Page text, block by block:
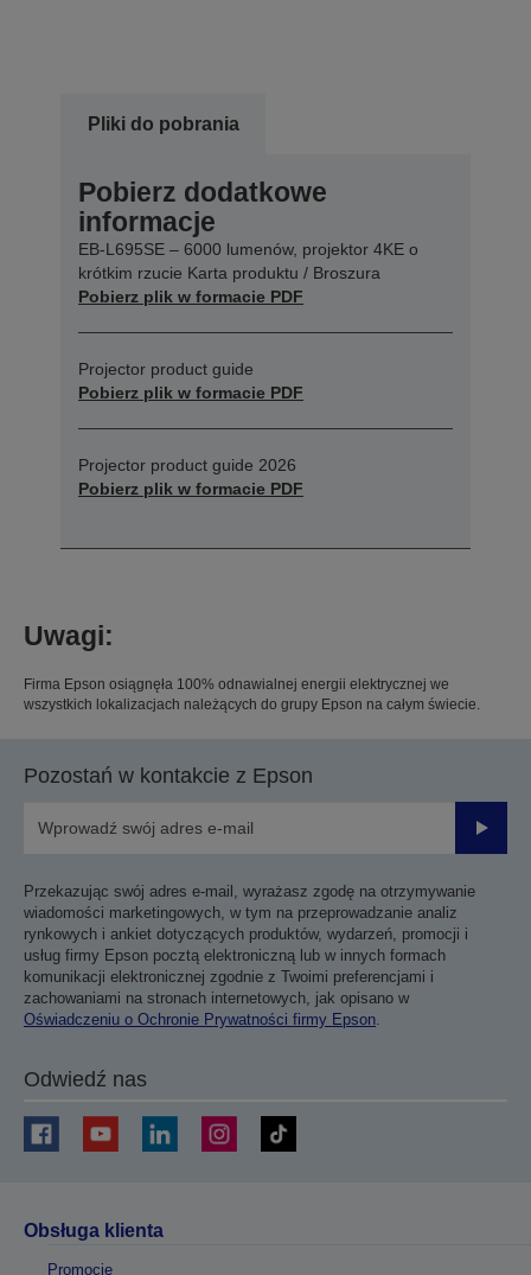
Pliki do pobrania
Pobierz dodatkowe
informacje
EB-L695SE – 6000 lumenów, projektor 4KE o
krótkim rzucie Karta produktu / Broszura
Pobierz plik w formacie PDF
Projector product guide
Pobierz plik w formacie PDF
Projector product guide 2026
Pobierz plik w formacie PDF
Uwagi:
Firma Epson osiągnęła 100% odnawialnej energii elektrycznej we
wszystkich lokalizacjach należących do grupy Epson na całym świecie.
Pozostań w kontakcie z Epson
Przekazując swój adres e-mail, wyrażasz zgodę na otrzymywanie
wiadomości marketingowych, w tym na przeprowadzanie analiz
rynkowych i ankiet dotyczących produktów, wydarzeń, promocji i
usług firmy Epson pocztą elektroniczną lub w innych formach
komunikacji elektronicznej zgodnie z Twoimi preferencjami i
zachowaniami na stronach internetowych, jak opisano w
Oświadczeniu o Ochronie Prywatności firmy Epson
Odwiedź nas
Obsługa klienta
Promocje